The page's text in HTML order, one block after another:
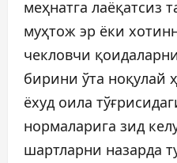
меҳнатга лаёқатсиз
муҳтож эр ёки
чекловчи
бирини ўта ноқулай
ёхуд оила
нормаларига зид
шартларни назарда